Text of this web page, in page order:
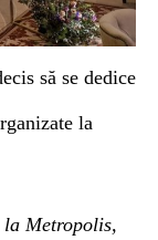
să se dedice
la
Metropolis,